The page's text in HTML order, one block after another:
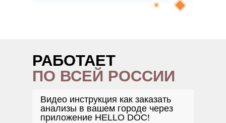
РАБОТАЕТ
Видео инструкция как заказать
анализы в вашем городе через
приложение HELLO DOC!
ПО ВСЕЙ РОССИИ